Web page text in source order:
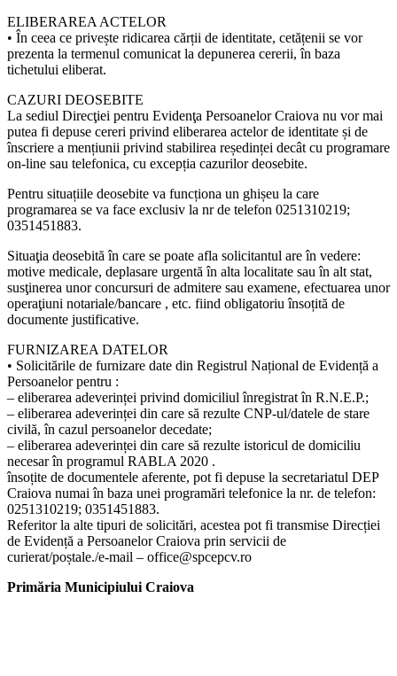
ELIBERAREA ACTELOR
• În ceea ce privește ridicarea cărții de identitate, cetățenii se vor
prezenta la termenul comunicat la depunerea cererii, în baza
tichetului eliberat.
CAZURI DEOSEBITE
La sediul Direcţiei pentru Evidenţa Persoanelor Craiova nu vor mai
putea fi depuse cereri privind eliberarea actelor de identitate și de
înscriere a mențiunii privind stabilirea reședinței decât cu programare
on-line sau telefonica, cu excepția cazurilor deosebite.
Pentru situațiile deosebite va funcționa un ghișeu la care
programarea se va face exclusiv la nr de telefon 0251310219;
0351451883.
Situaţia deosebită în care se poate afla solicitantul are în vedere:
motive medicale, deplasare urgentă în alta localitate sau în alt stat,
susţinerea unor concursuri de admitere sau examene, efectuarea unor
operaţiuni notariale/bancare , etc. fiind obligatoriu însoțită de
documente justificative.
FURNIZAREA DATELOR
• Solicitările de furnizare date din Registrul Național de Evidență a
Persoanelor pentru :
– eliberarea adeverinței privind domiciliul înregistrat în R.N.E.P.;
– eliberarea adeverinței din care să rezulte CNP-ul/datele de stare
civilă, în cazul persoanelor decedate;
– eliberarea adeverinței din care să rezulte istoricul de domiciliu
necesar în programul RABLA 2020 .
însoțite de documentele aferente, pot fi depuse la secretariatul DEP
Craiova numai în baza unei programări telefonice la nr. de telefon:
0251310219; 0351451883.
Referitor la alte tipuri de solicitări, acestea pot fi transmise Direcției
de Evidență a Persoanelor Craiova prin servicii de
curierat/poștale./e-mail – office@spcepcv.ro
Primăria Municipiului Craiova